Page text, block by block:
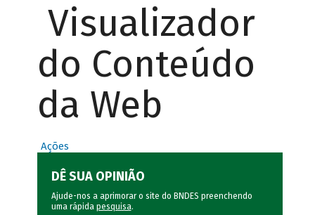
Visualizador
do Conteúdo
da Web
Ações
DÊ SUA OPINIÃO
Ajude-nos a aprimorar o site do BNDES preenchendo
uma rápida pesquisa.